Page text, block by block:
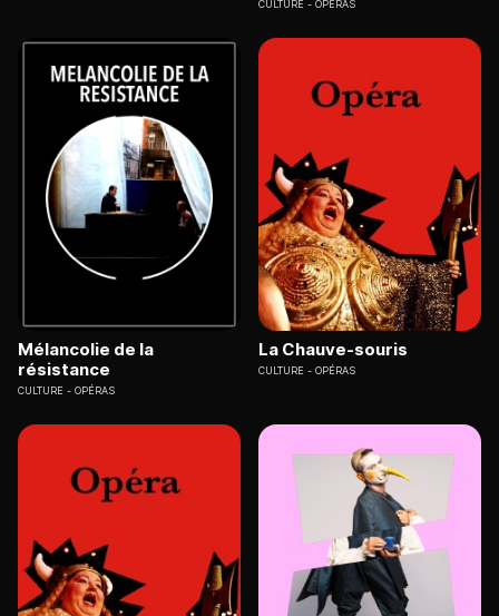
CULTURE OPÉRAS
Mélancolie de la
résistance
CULTURE OPÉRAS
La Chauve-souris
CULTURE OPÉRAS